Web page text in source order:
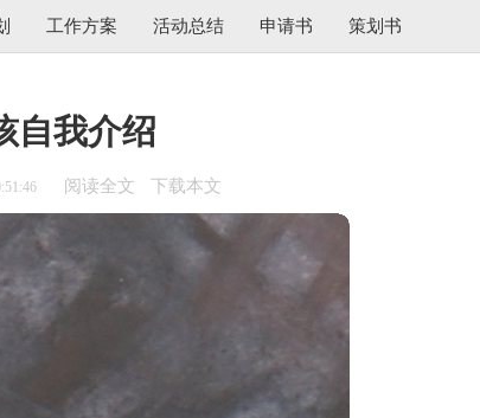
工作方案 活动总结 申请书 策划书
自我介绍
阅读全文 下载本文